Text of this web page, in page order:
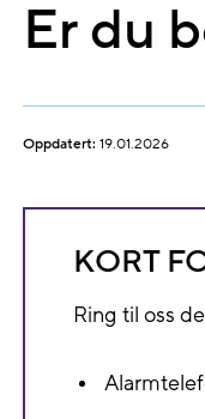
Er du
Oppdatert: 19.01.2026
KORT
Ring til oss